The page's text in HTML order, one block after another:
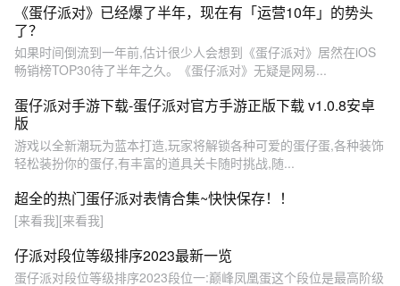
《蛋仔派对》已经爆了半年，现在有「运营10年」的势头
了？
如果时间倒流到一年前,估计很少人会想到《蛋仔派对》居然在iOS
畅销榜TOP30待了半年之久。《蛋仔派对》无疑是网易...
蛋仔派对手游下载-蛋仔派对官方手游正版下载 v1.0.8安卓
版
游戏以全新潮玩为蓝本打造,玩家将解锁各种可爱的蛋仔蛋,各种装饰
轻松装扮你的蛋仔,有丰富的道具关卡随时挑战,随...
超全的热门蛋仔派对表情合集~快快保存！！
[来看我][来看我]
仔派对段位等级排序2023最新一览
蛋仔派对段位等级排序2023段位一:巅峰凤凰蛋这个段位是最高阶级